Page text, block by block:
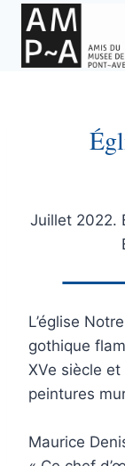
contenu
Juillet 2022.
L’église
gothique
XVe siècle et
peintures
Maurice